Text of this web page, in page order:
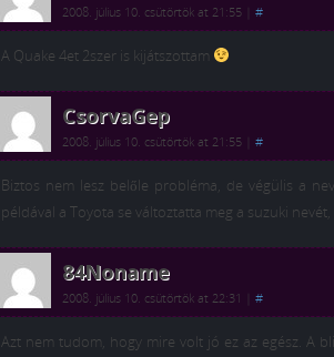
2008. július 10. csütörtök at 21:55 #
A Quake 4et 2szer is kijátszottam
CsorvaGep
2008. július 10. csütörtök at 21:55 #
Biztos nem lesz belőle probléma, de végülis a
példával a Toyota se változtatta meg a suzuki
84Noname
2008. július 10. csütörtök at 22:31 #
Azt nem tudom, hogy mire volt jó ez az egész. A